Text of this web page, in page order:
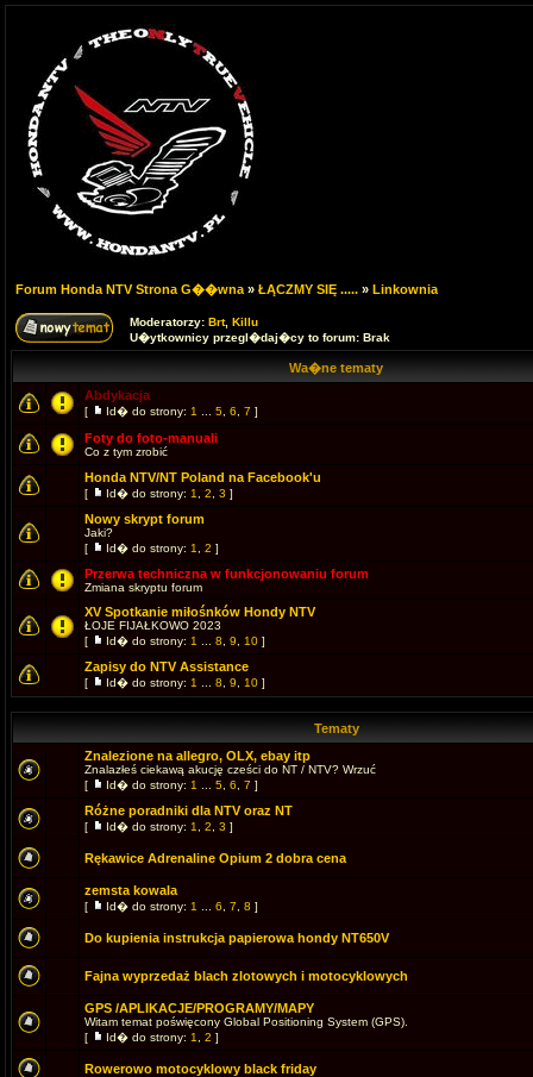
Forum Honda NTV Strona G��wna » ŁĄCZMY SIĘ ..... » Linkownia
Moderatorzy: Brt, Killu
U�ytkownicy przegl�daj�cy to forum: Brak
Wa�ne tematy
Abdykacja
[ Id� do strony: 1 5 6 7 ]
Foty do foto-manuali
Co z tym zrobić
Honda NTV/NT Poland na Facebook'u
[ Id� do strony: 1 2 3 ]
Nowy skrypt forum
Jaki?
[
Id� do strony: 1 2 ]
Przerwa techniczna w funkcjonowaniu forum
Zmiana skryptu forum
XV Spotkanie miłośnków Hondy NTV
ŁOJE FIJAŁKOWO 2023
[
Id� do strony: 1 8 9 10 ]
Zapisy do NTV Assistance
[ Id� do strony: 1 8 9 10 ]
Tematy
Znalezione na allegro, OLX, ebay itp
Znalazłeś ciekawą akucję cześci do NT / NTV? Wrzuć
[
Id� do strony: 1 5 6 7 ]
Różne poradniki dla NTV oraz NT
[ Id� do strony: 1 2 3 ]
Rękawice Adrenaline Opium 2 dobra cena
zemsta kowala
[ Id� do strony: 1 6 7 8 ]
Do kupienia instrukcja papierowa hondy NT650V
Fajna wyprzedaż blach zlotowych i motocyklowych
GPS /APLIKACJE/PROGRAMY/MAPY
Witam temat poświęcony Global Positioning System (GPS).
[
Id� do strony: 1 2 ]
Rowerowo motocyklowy black friday